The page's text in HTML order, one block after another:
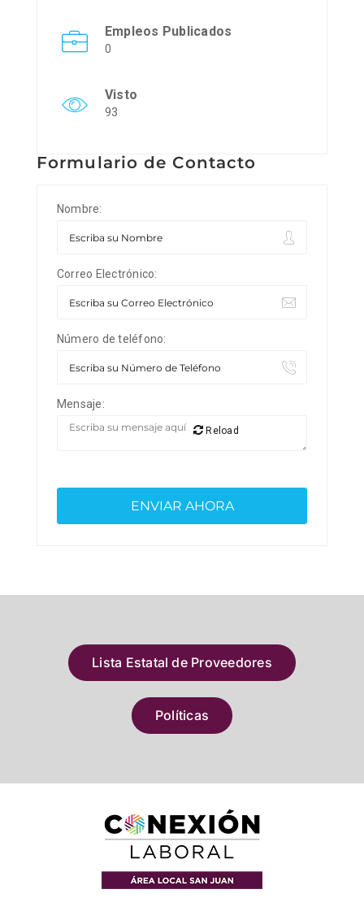
Empleos Publicados
0
Visto
93
Formulario de Contacto
Nombre:
Correo Electrónico:
Número de teléfono:
Mensaje:
Reload
Lista Estatal de Proveedores
Políticas